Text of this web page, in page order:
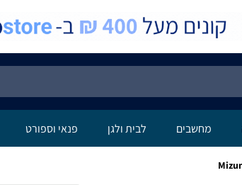
מחשבים לבית ולגן פנאי וספורט